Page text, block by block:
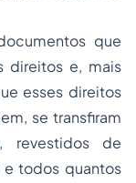
que
direitos e, mais
esses direitos
se transfiram
revestidos de
e todos quantos